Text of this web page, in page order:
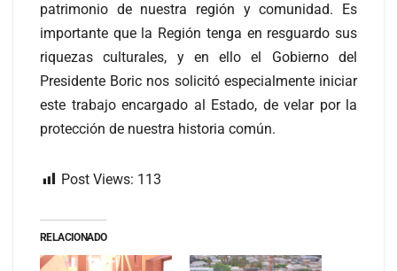
patrimonio de nuestra región y comunidad. Es
importante que la Región tenga en resguardo sus
riquezas culturales, y en ello el Gobierno del
Presidente Boric nos solicitó especialmente iniciar
este trabajo encargado al Estado, de velar por la
protección de nuestra historia común.
Post Views: 113
RELACIONADO